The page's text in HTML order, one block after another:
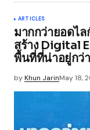
ARTICLES
มากกว่ายอดไล
สร้าง Digital
พื้นที่ที่น่าอยู่กว่
byKhun JarinMay 18,